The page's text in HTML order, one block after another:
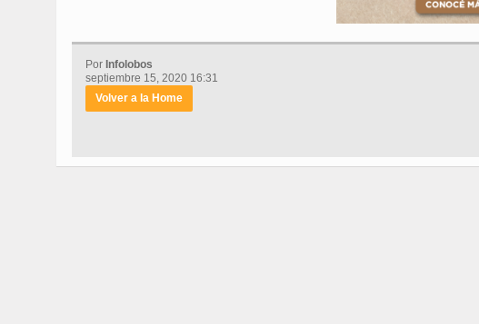
Por Infolobos
septiembre 15, 2020 16:31
Volver a la Home